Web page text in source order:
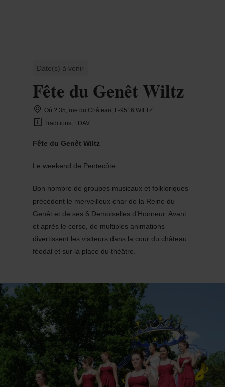
Date(s) à venir
Fête du Genêt Wiltz
Où ? 35, rue du Château, L-9516 WILTZ
Traditions, LDAV
Fête du Genêt Wiltz
Le weekend de Pentecôte.
Bon nombre de groupes musicaux et folkloriques
précèdent le merveilleux char de la Reine du
Genêt et de ses 6 Demoiselles d’Honneur. Avant
et après le corso, de multiples animations
divertissent les visiteurs dans la cour du château
féodal et sur la place du théâtre.